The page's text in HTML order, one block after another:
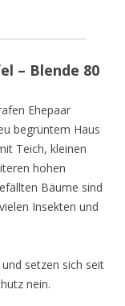
– Blende 80
Ehepaar
begrüntem Haus
Teich, kleinen
hohen
Bäume sind
Insekten und
setzen sich seit
nein.